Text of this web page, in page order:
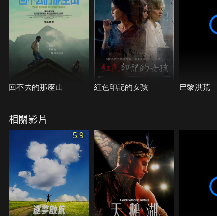
回不去的那座山 紅色印記的女孩 巴黎洪荒
相關影片
5.9